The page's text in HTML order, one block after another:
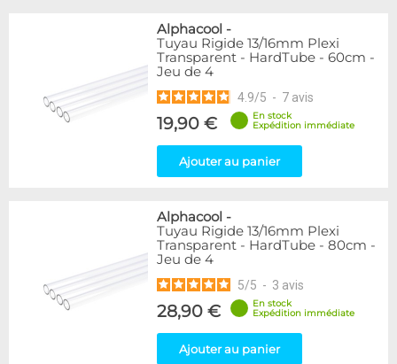
Alphacool -
Tuyau Rigide 13/16mm Plexi
Transparent - HardTube - 60cm -
Jeu de 4
4.9/5 - 7 avis
19,90 €
En stock
Expédition immédiate
Ajouter au panier
Alphacool -
Tuyau Rigide 13/16mm Plexi
Transparent - HardTube - 80cm -
Jeu de 4
5/5 - 3 avis
28,90 €
En stock
Expédition immédiate
Ajouter au panier